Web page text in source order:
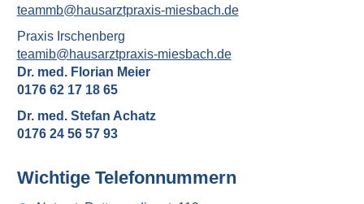
teammb@hausarztpraxis-miesbach.de
Praxis Irschenberg
teamib@hausarztpraxis-miesbach.de
Dr. med. Florian Meier
0176 62 17 18 65
Dr. med. Stefan Achatz
0176 24 56 57 93
Wichtige Telefonnummern